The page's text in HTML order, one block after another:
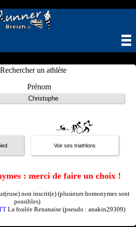
un athlète
Prénom
: merci de faire un choix !
non inscrit(e) (plusieurs homonymes sont
possibles)
La foulée Renanaise (pseudo : anakin29309)